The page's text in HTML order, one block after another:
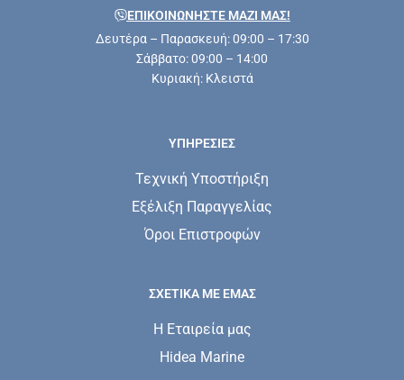
ΕΠΙΚΟΙΝΩΝΗΣΤΕ ΜΑΖΊ ΜΑΣ!
Δευτέρα – Παρασκευή: 09:00 – 17:30
Σάββατο: 09:00 – 14:00
Κυριακή: Κλειστά
ΥΠΗΡΕΣΊΕΣ
Τεχνική Υποστήριξη
Εξέλιξη Παραγγελίας
Όροι Επιστροφών
ΣΧΕΤΙΚΆ ΜΕ ΕΜΆΣ
Η Εταιρεία μας
Hidea Marine